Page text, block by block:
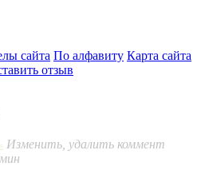
сайта По алфавиту Карта сайта
отзыв
Изменить, удалить коммент